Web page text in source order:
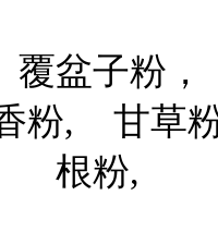
覆盆子粉
粉, 甘草
根粉,